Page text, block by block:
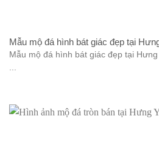
Mẫu mộ đá hình bát giác đẹp tại
Mẫu mộ đá hình bát giác đẹp tại
...